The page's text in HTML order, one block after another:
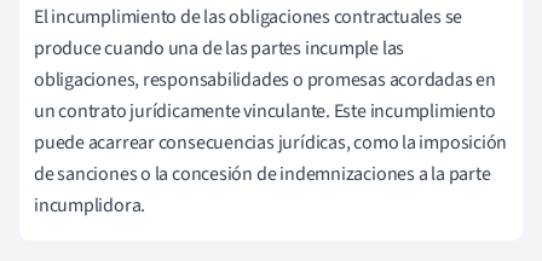
El incumplimiento de las obligaciones contractuales se
produce cuando una de las partes incumple las
obligaciones, responsabilidades o promesas acordadas en
un contrato jurídicamente vinculante. Este incumplimiento
puede acarrear consecuencias jurídicas, como la imposición
de sanciones o la concesión de indemnizaciones a la parte
incumplidora.